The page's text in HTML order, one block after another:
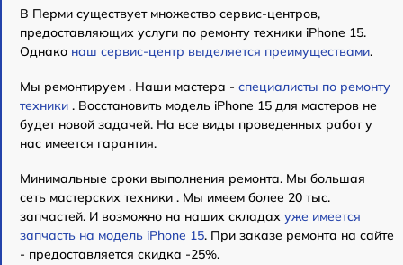
В Перми существует множество сервис-центров,
предоставляющих услуги по ремонту техники iPhone 15.
Однако наш сервис-центр выделяется преимуществами.
Мы ремонтируем . Наши мастера - специалисты по ремонту
техники . Восстановить модель iPhone 15 для мастеров не
будет новой задачей. На все виды проведенных работ у
нас имеется гарантия.
Минимальные сроки выполнения ремонта. Мы большая
сеть мастерских техники . Мы имеем более 20 тыс.
запчастей. И возможно на наших складах уже имеется
запчасть на модель iPhone 15. При заказе ремонта на сайте
- предоставляется скидка -25%.